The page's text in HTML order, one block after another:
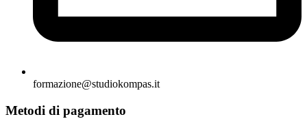
formazione@studiokompas.it
Metodi di pagamento